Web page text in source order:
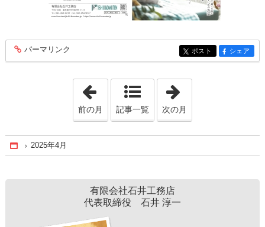
entry348
パーマリンク entry348
ポスト entry348
シェア
「2025年3月」
前の月 記事一覧 次の月
Home
2025年4月
有限会社石井工務店
代表取締役 石井 淳一